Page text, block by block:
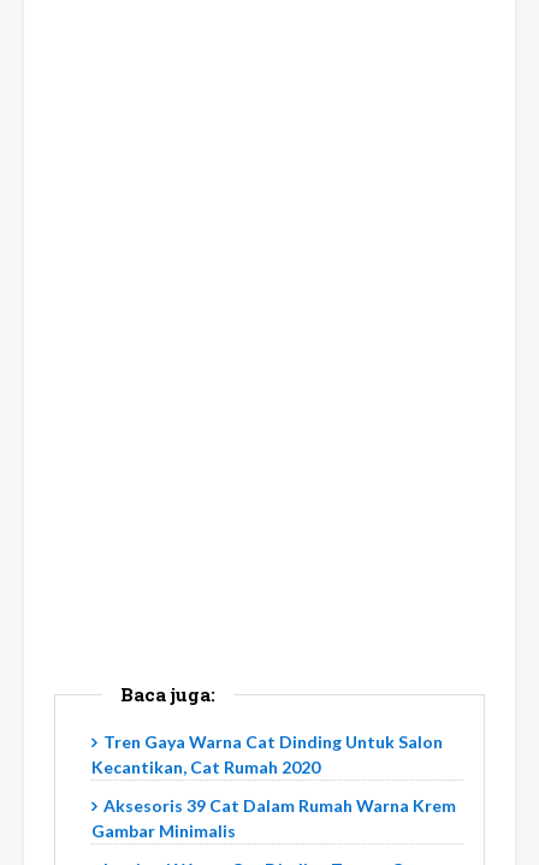
Baca juga:
Tren Gaya Warna Cat Dinding Untuk Salon
Kecantikan, Cat Rumah 2020
Aksesoris 39 Cat Dalam Rumah Warna Krem
Gambar Minimalis